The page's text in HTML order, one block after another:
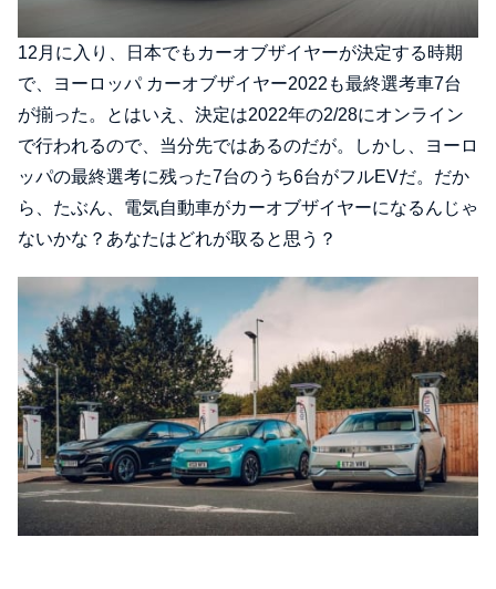
12月に入り、日本でもカーオブザイヤーが決定する時期
で、ヨーロッパ カーオブザイヤー2022も最終選考車7台
が揃った。とはいえ、決定は2022年の2/28にオンライン
で行われるので、当分先ではあるのだが。しかし、ヨーロ
ッパの最終選考に残った7台のうち6台がフルEVだ。だか
ら、たぶん、電気自動車がカーオブザイヤーになるんじゃ
ないかな？あなたはどれが取ると思う？